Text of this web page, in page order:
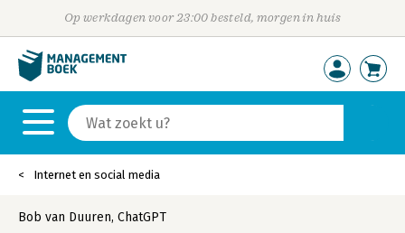
Op werkdagen voor 23:00 besteld, morgen in huis
Internet en social media
Bob van Duuren, ChatGPT